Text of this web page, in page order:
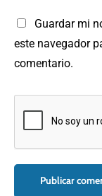
Guardar mi
este navegador
comentario.